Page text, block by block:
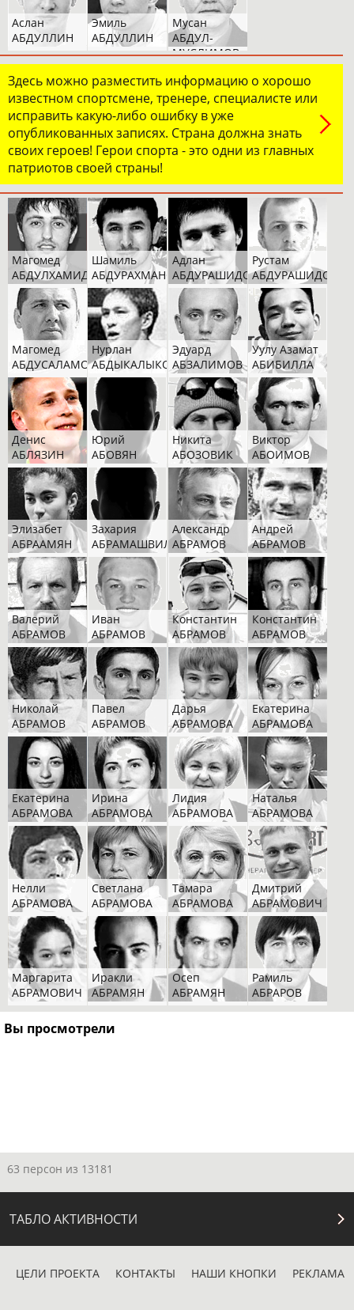
Аслан
АБДУЛЛИН
Эмиль
АБДУЛЛИН
Мусан
АБДУЛ-
МУСЛИМОВ
Здесь можно разместить информацию о хорошо
известном спортсмене, тренере, специалисте или
исправить какую-либо ошибку в уже
опубликованных записях. Страна должна знать
своих героев! Герои спорта - это одни из главных
патриотов своей страны!
Магомед
АБДУЛХАМИДОВ
Шамиль
АБДУРАХМАНОВ
Адлан
АБДУРАШИДОВ
Рустам
АБДУРАШИДОВ
Магомед
АБДУСАЛАМОВ
Нурлан
АБДЫКАЛЫКОВ
Эдуард
АБЗАЛИМОВ
Уулу Азамат
АБИБИЛЛА
Денис
АБЛЯЗИН
Юрий
АБОВЯН
Никита
АБОЗОВИК
Виктор
АБОИМОВ
Элизабет
АБРААМЯН
Захария
АБРАМАШВИЛИ
Александр
АБРАМОВ
Андрей
АБРАМОВ
Валерий
АБРАМОВ
Иван
АБРАМОВ
Константин
АБРАМОВ
Константин
АБРАМОВ
Николай
АБРАМОВ
Павел
АБРАМОВ
Дарья
АБРАМОВА
Екатерина
АБРАМОВА
Екатерина
АБРАМОВА
Ирина
АБРАМОВА
Лидия
АБРАМОВА
Наталья
АБРАМОВА
Нелли
АБРАМОВА
Светлана
АБРАМОВА
Тамара
АБРАМОВА
Дмитрий
АБРАМОВИЧ
Маргарита
АБРАМОВИЧ
Иракли
АБРАМЯН
Осеп
АБРАМЯН
Рамиль
АБРАРОВ
63 персон из 13181
Вы просмотрели
ТАБЛО АКТИВНОСТИ
ЦЕЛИ ПРОЕКТА КОНТАКТЫ НАШИ КНОПКИ РЕКЛАМА